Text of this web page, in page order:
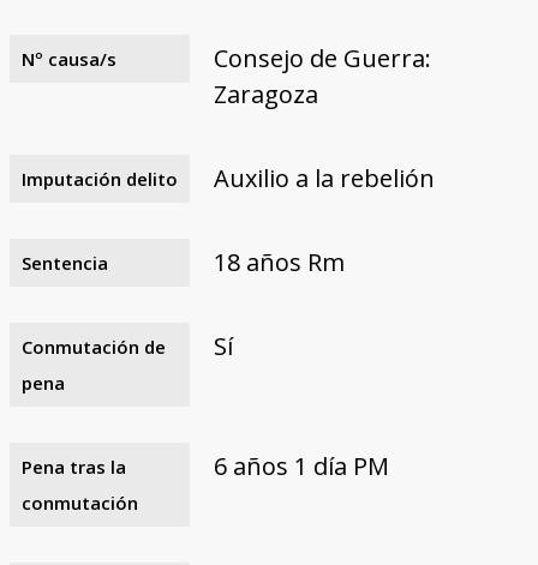
Nº causa/s
Consejo de Guerra:
Zaragoza
Imputación delito Auxilio a la rebelión
Sentencia 18 años Rm
Conmutación de
pena
Sí
Pena tras la
conmutación
6 años 1 día PM